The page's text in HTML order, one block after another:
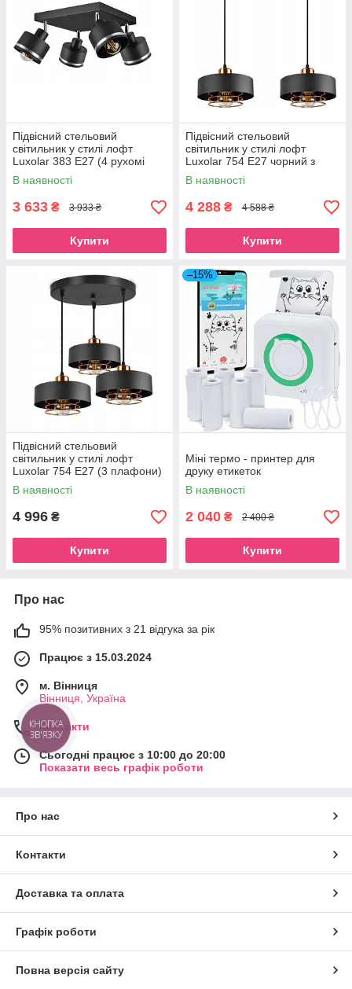
Підвісний стельовий
світильник у стилі лофт
Luxolar 383 E27 (4 рухомі
плафони)
В наявності
3 633 ₴ 3 933 ₴
Купити
Підвісний стельовий
світильник у стилі лофт
Luxolar 754 E27 чорний з
міддю 2 плафони
В наявності
4 288 ₴ 4 588 ₴
Купити
Підвісний стельовий
світильник у стилі лофт
Luxolar 754 E27 (3 плафони)
з регулюванням висоти
В наявності
4 996 ₴
Купити
–15%
Міні термо - принтер для
друку етикеток
В наявності
2 040 ₴ 2 400 ₴
Купити
Про нас
95% позитивних з 21 відгука за рік
Працює з 15.03.2024
м. Вінниця
Вінниця, Україна
Контакти
Сьогодні працює з 10:00 до 20:00
Показати весь графік роботи
Про нас
Контакти
Доставка та оплата
Графік роботи
Повна версія сайту
КНОПКА
ЗВ'ЯЗКУ